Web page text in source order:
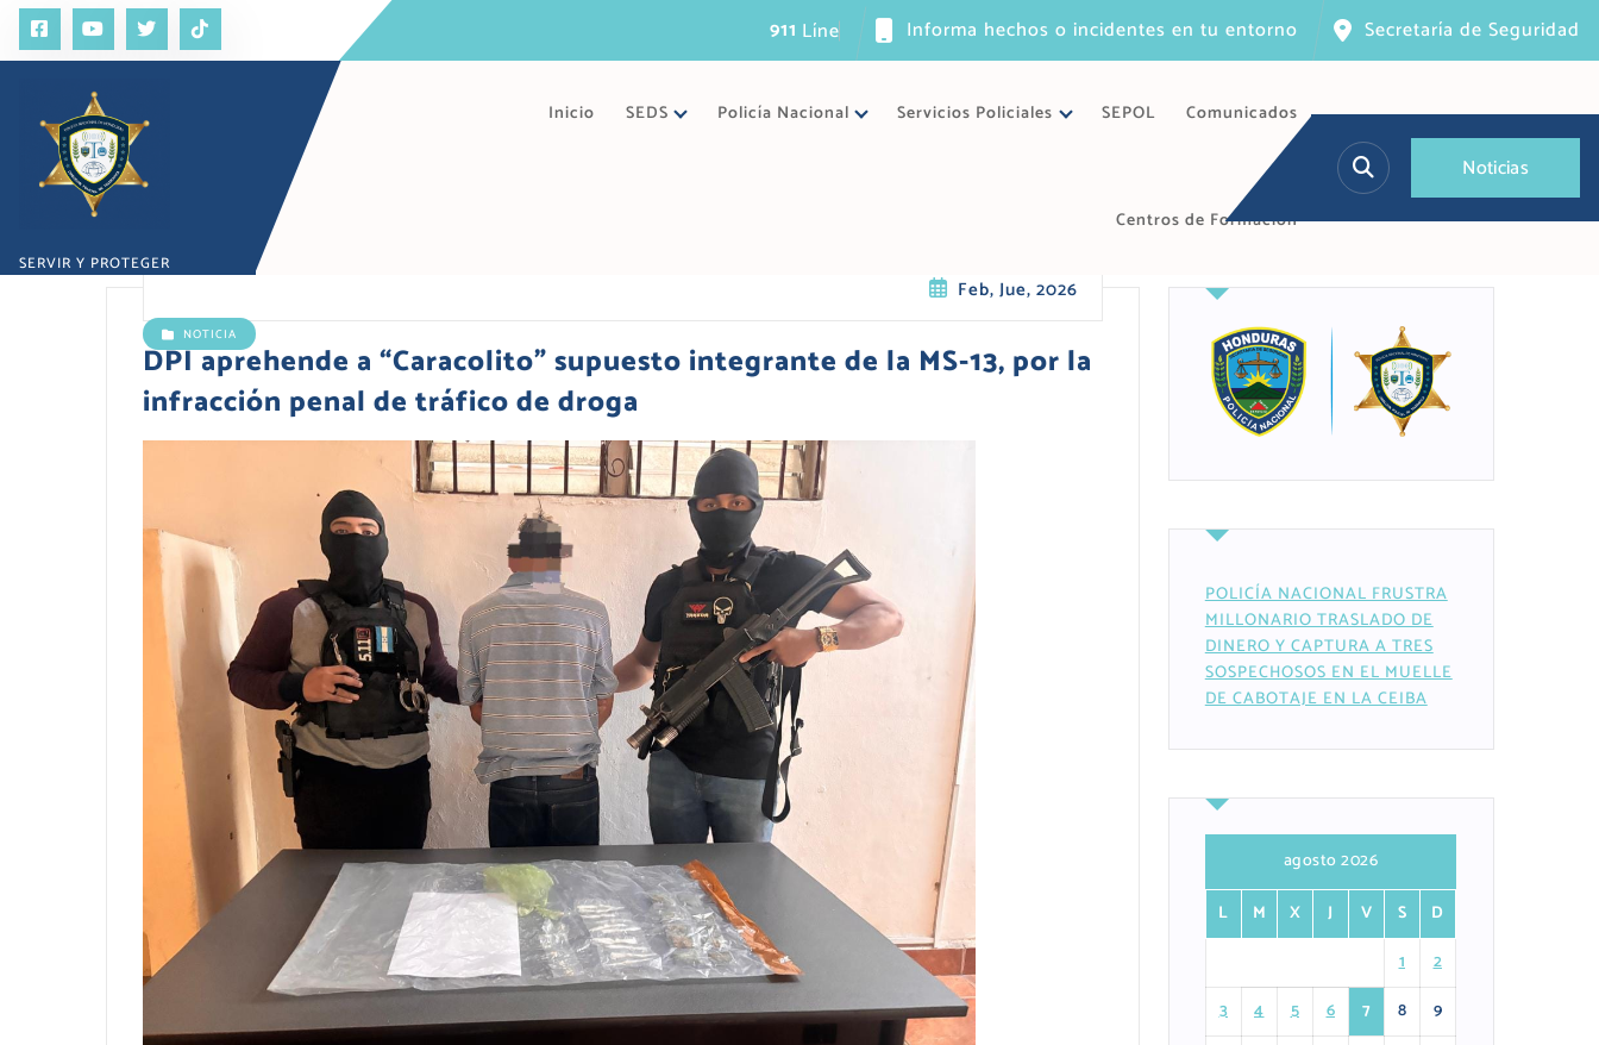
l
n
nea únic Informa hechos o incidentes en tu entorno Secretaría de Seguridad
SERVIR Y PROTEGER
Inicio SEDS Policía Nacional Servicios Policiales SEPOL Comunicados
Centros de Formación
Noticias
Feb, Jue, 2026
NOTICIA
​DPI aprehende a “Caracolito” supuesto integrante de la MS-13, por la
infracción penal de tráfico de droga
POLICÍA NACIONAL FRUSTRA
MILLONARIO TRASLADO DE
DINERO Y CAPTURA A TRES
SOSPECHOSOS EN EL MUELLE
DE CABOTAJE EN LA CEIBA
agosto 2026
L
M X J V S
D
1
2
3
4 5 6 7 8
9